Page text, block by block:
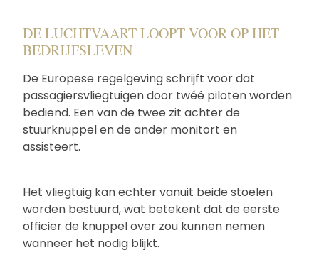
DE LUCHTVAART LOOPT VOOR OP HET
BEDRIJFSLEVEN
De Europese regelgeving schrijft voor dat
passagiersvliegtuigen door twéé piloten worden
bediend. Een van de twee zit achter de
stuurknuppel en de ander monitort en
assisteert.
Het vliegtuig kan echter vanuit beide stoelen
worden bestuurd, wat betekent dat de eerste
officier de knuppel over zou kunnen nemen
wanneer het nodig blijkt.